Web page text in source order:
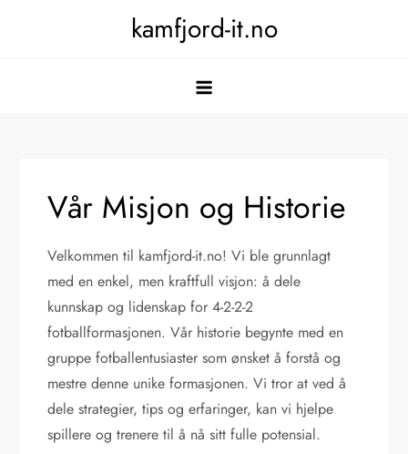
kamfjord-it.no
Vår Misjon og Historie
Velkommen til kamfjord-it.no! Vi ble grunnlagt
med en enkel, men kraftfull visjon: å dele
kunnskap og lidenskap for 4-2-2-2
fotballformasjonen. Vår historie begynte med en
gruppe fotballentusiaster som ønsket å forstå og
mestre denne unike formasjonen. Vi tror at ved å
dele strategier, tips og erfaringer, kan vi hjelpe
spillere og trenere til å nå sitt fulle potensial.